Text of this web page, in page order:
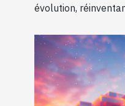
évolution,